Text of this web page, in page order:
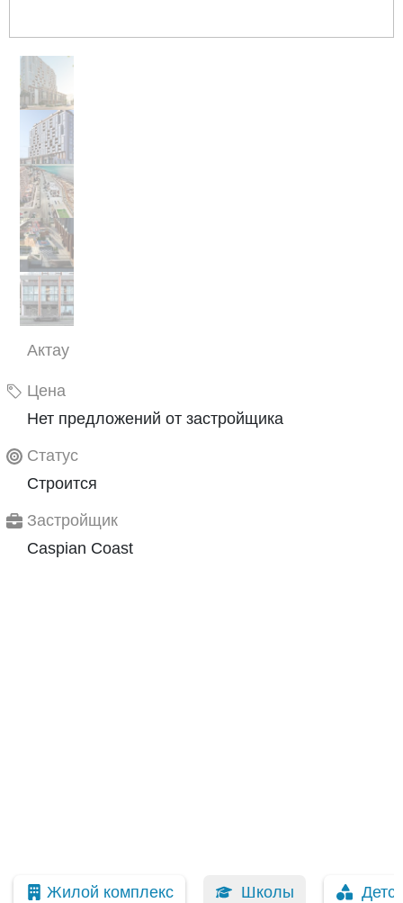
Актау
Цена
Нет предложений от застройщика
Статус
Строится
Застройщик
Caspian Coast
Жилой комплекс Школы